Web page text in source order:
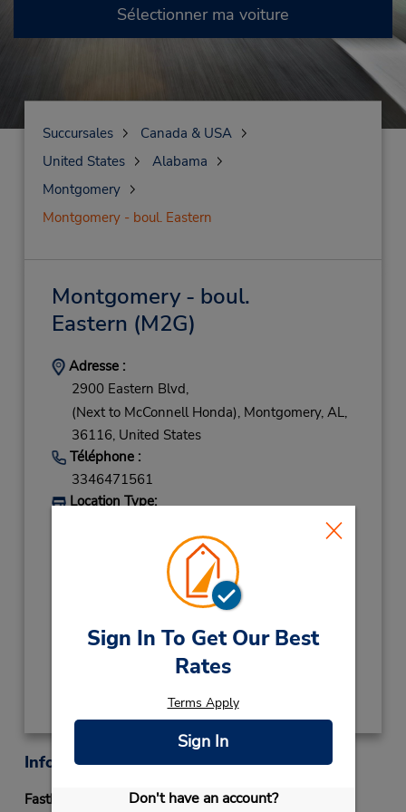
Sign In To Get Our Best
Rates
Terms Apply
Sign In
Don't have an account?
Sélectionner ma voiture
Succursales
Canada & USA
United States
Alabama
Montgomery
Montgomery - boul. Eastern
Montgomery - boul.
Eastern (M2G)
Adresse :
2900 Eastern Blvd,
(Next to McConnell Honda), Montgomery, AL,
36116, United States
Téléphone :
3346471561
Location Type:
Heures d'exploitation :
Mon - Fri 7:30 AM - 5:30 PM; Sat 9:00 AM -
Succursale avec boîte de dépôt des clés
Obtenir un itinéraire
Informations sur la succursale
Fastbreak Service